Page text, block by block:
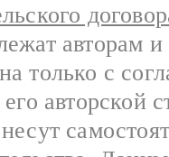
авторам
только с
авторской